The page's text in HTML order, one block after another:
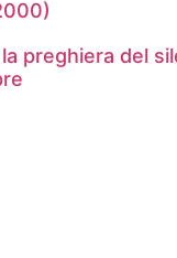
preghiera del